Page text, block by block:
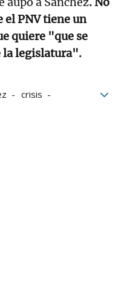
el PNV tiene un
quiere "que se
la legislatura".
crisis